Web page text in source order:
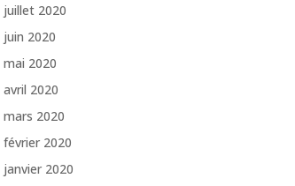
juillet 2020
juin 2020
mai 2020
avril 2020
mars 2020
février 2020
janvier 2020